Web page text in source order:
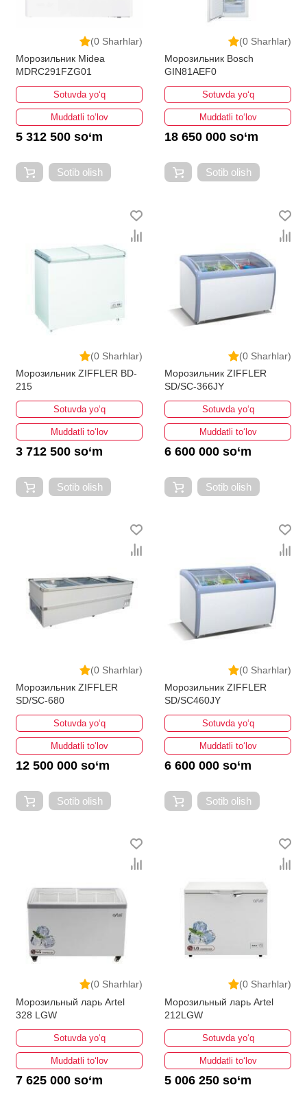
(0 Sharhlar)
Морозильник Midea
MDRC291FZG01
Sotuvda yo‘q
Muddatli to‘lov
5 312 500 so‘m
Sotib olish
(0 Sharhlar)
Морозильник Bosch
GIN81AEF0
Sotuvda yo‘q
Muddatli to‘lov
18 650 000 so‘m
Sotib olish
(0 Sharhlar)
Морозильник ZIFFLER BD-
215
Sotuvda yo‘q
Muddatli to‘lov
3 712 500 so‘m
Sotib olish
(0 Sharhlar)
Морозильник ZIFFLER
SD/SC-366JY
Sotuvda yo‘q
Muddatli to‘lov
6 600 000 so‘m
Sotib olish
(0 Sharhlar)
Морозильник ZIFFLER
SD/SC-680
Sotuvda yo‘q
Muddatli to‘lov
12 500 000 so‘m
Sotib olish
(0 Sharhlar)
Морозильник ZIFFLER
SD/SC460JY
Sotuvda yo‘q
Muddatli to‘lov
6 600 000 so‘m
Sotib olish
(0 Sharhlar)
Морозильный ларь Artel
328 LGW
Sotuvda yo‘q
Muddatli to‘lov
7 625 000 so‘m
(0 Sharhlar)
Морозильный ларь Artel
212LGW
Sotuvda yo‘q
Muddatli to‘lov
5 006 250 so‘m